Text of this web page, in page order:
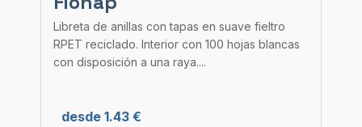
Libreta de anillas con tapas en suave fieltro
RPET reciclado. Interior con 100 hojas blancas
con disposición a una raya....
desde 1.43 €